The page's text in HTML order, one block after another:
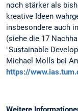
noch stärker als
kreative Ideen
insbesondere auch
(siehe die 17
"Sustainable
Michael Molls bei
https://